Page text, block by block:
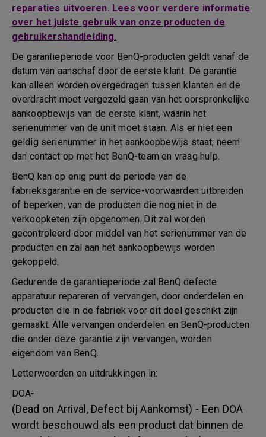
reparaties uitvoeren. Lees voor verdere informatie
over het juiste gebruik van onze producten de
gebruikershandleiding.
De garantieperiode voor BenQ-producten geldt vanaf de
datum van aanschaf door de eerste klant. De garantie
kan alleen worden overgedragen tussen klanten en de
overdracht moet vergezeld gaan van het oorspronkelijke
aankoopbewijs van de eerste klant, waarin het
serienummer van de unit moet staan. Als er niet een
geldig serienummer in het aankoopbewijs staat, neem
dan contact op met het BenQ-team en vraag hulp.
BenQ kan op enig punt de periode van de
fabrieksgarantie en de service-voorwaarden uitbreiden
of beperken, van de producten die nog niet in de
verkoopketen zijn opgenomen. Dit zal worden
gecontroleerd door middel van het serienummer van de
producten en zal aan het aankoopbewijs worden
gekoppeld.
Gedurende de garantieperiode zal BenQ defecte
apparatuur repareren of vervangen, door onderdelen en
producten die in de fabriek voor dit doel geschikt zijn
gemaakt. Alle vervangen onderdelen en BenQ-producten
die onder deze garantie zijn vervangen, worden
eigendom van BenQ.
Letterwoorden en uitdrukkingen in:
DOA-
(Dead on Arrival, Defect bij Aankomst) - Een DOA
wordt beschouwd als een product dat binnen de